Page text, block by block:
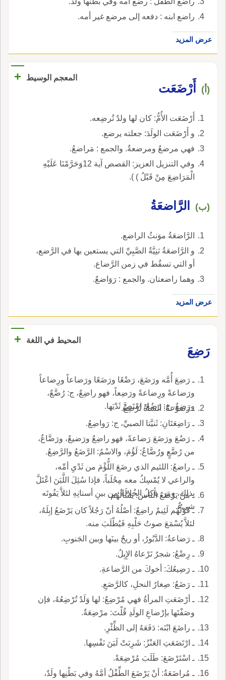
راضع ابنه : دفعه إلى مرضع غير أمه.
عرض المزيد
المعجم الوسيط +
(أ) أَرْضَعَت
أَرْضَعَت الأُمُّ: كان لها ولدٌ تُرضِعه.
و أَرْضَعَت الولَدَ: جعلته يرضع.
فهي مرضعٌ ومرضعةٌ. والجمع : مَراضعُ.
وفي التنزيل العزيز: القصص آية 12وَحَرَّمْنَا عَلَيْهِ
الْمَرَاضِعَ مِنْ قَبْلُ ) ).
(ب) الرَّاضعَةُ
الرَّاضعَةُ موَنثُ الراضع.
و الرَّاضعَةُ ثنِيَّةُ الصَّبِيِّ التي يستعين بها في الرَّضع،
أو التي تسقُط في زمن الرَّضاع.
وهما راضعتان. والجمع : رَوَاضعٌ.
عرض المزيد
المحيط في اللغة
+
رَضِعَ
ـ رَضِعَ أُمَّه ورَضَعَ، رَضْعًا ورَضَعًا ورَضاعاً ورِضاعاً
ورَضاعةً ورِضاعةً ورَضِعاً، فهو راضِعٌ، ج: رُضَّعٌ،
ورَضِعٌ، ج: رُضُعٌ: امْتَصَّ ثَدْيَها.
ـ رَضوعةُ: الشاةُ تُرْضِعُ.
ـ رَاضِعَتَانِ: ثَنيَّتا الصبيِّ، ج: رَواضِعُ.
ـ رَضُعَ ورَضَعَ رَضاعةً، فهو راضِعٌ ورَضيعٌ، ورَضَّاعٌ،
من رُضَّعٍ ورُضَّاعٌ: لَؤُمَ، والاسْمُ: الرَّضَعُ والرَّضِعُ.
ـ راضعُ: اللئيم الذي رضَعَ اللُّؤْمَ من ثَدْيِ أمِّه،
والراعي لا يُمْسِكُ معه مِحْلَباً، فإذا سُئِلَ اللَّبَنَ اعْتَلَّ
بذلك، ومَن يأكلُ الخُلالَةَ من بينِ أسنانِهِ لئلاَّ يَفُوتَه
شيءٌ.
ـ مَنْ يَرْضَعُ الناسَ: يَسْألُهُم.
ـ قَوْلُهُم لَئِيمٌ راضِعٌ: أصْلُهُ أنّ رَجُلاً كان يَرْضَعُ إبِلَهُ،
لئلاَّ يُسْمَعَ صوتُ حَلْبِهِ فَيُطْلَبَ منه.
ـ رَضاعةُ: الدَّبُورُ، أو ريحٌ بينَها وبين الجَنوبِ.
ـ رِضْعُ: شجرٌ تَرْعاهُ الإِبِلُ.
ـ رَضِيعُكَ: أخوكَ من الرَّضاعةِ.
ـ رَضَعُ: صِغارُ النحلِ، كالرَّصَعِ.
ـ أرْضَعَتِ المرأةُ فهي مُرْضِعٌ: لها وَلَدٌ تُرْضِعُهُ، فإن
وصَفْتَها بإرْضاعِ الولَدِ قُلْتَ: مرْضِعَةٌ.
ـ راضَعَ ابْنَه: دَفَعَهُ إلى الظِّئْرِ.
ـ ارْتَضَعَتِ العَنْزُ: شَرِبَتْ لَبَنَ نَفْسِها.
ـ اسْتَرْضَعَ: طَلَبَ مُرْضِعَةً.
ـ مُراضَعَةُ: أنْ يَرْضَعَ الطِّفْلُ أمَّهُ وفي بَطْنِها ولَدٌ،